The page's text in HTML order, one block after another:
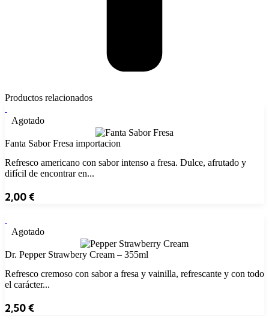
Productos relacionados
Agotado
Fanta Sabor Fresa importacion
Refresco americano con sabor intenso a fresa. Dulce, afrutado y
difícil de encontrar en...
2,00€
Agotado
Dr. Pepper Strawbery Cream – 355ml
Refresco cremoso con sabor a fresa y vainilla, refrescante y con todo
el carácter...
2,50€